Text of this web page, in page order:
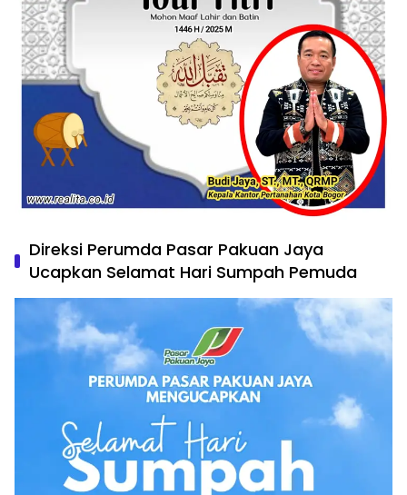
Direksi Perumda Pasar Pakuan Jaya
Ucapkan Selamat Hari Sumpah Pemuda